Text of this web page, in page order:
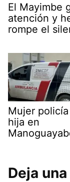
El Mayimbe
atención y
rompe el
Mujer policía
hija en
Deja